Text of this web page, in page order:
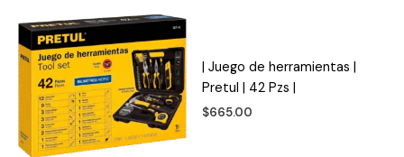
| Juego de herramientas |
Pretul | 42 Pzs |
$665.00